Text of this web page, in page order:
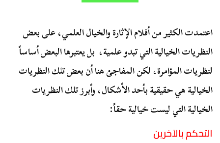
اعتمدت الكثير من أفلام الإثارة والخيال العلمي، على بعض
النظريات الخيالية التي تبدو علمية، بل يعتبرها البعض أساساً
لنظريات المؤامرة، لكن المفاجئ هنا أن بعض تلك النظريات
الخيالية هي حقيقية بأحد الأشكال، وأبرز تلك النظريات
الخيالية التي ليست خيالية حقاً:
التحكم بالآخرين